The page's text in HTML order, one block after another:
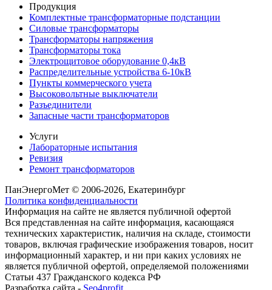
Продукция
Комплектные трансформаторные подстанции
Силовые трансформаторы
Трансформаторы напряжения
Трансформаторы тока
Электрощитовое оборудование 0,4кВ
Распределительные устройства 6-10кВ
Пункты коммерческого учета
Высоковольтные выключатели
Разъединители
Запасные части трансформаторов
Услуги
Лабораторные испытания
Ревизия
Ремонт трансформаторов
ПанЭнергоМет © 2006-2026, Екатеринбург
Политика конфиденциальности
Информация на сайте не является публичной офертой
Вся представленная на сайте информация, касающаяся
технических характеристик, наличия на складе, стоимости
товаров, включая графические изображения товаров, носит
информационный характер, и ни при каких условиях не
является публичной офертой, определяемой положениями
Статьи 437 Гражданского кодекса РФ
Разработка сайта - Seo4profit